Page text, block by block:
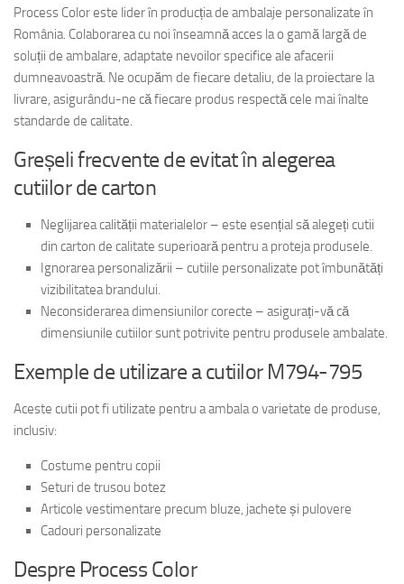
Process Color este lider în producția de ambalaje personalizate în
România. Colaborarea cu noi înseamnă acces la o gamă largă de
soluții de ambalare, adaptate nevoilor specifice ale afacerii
dumneavoastră. Ne ocupăm de fiecare detaliu, de la proiectare la
livrare, asigurându-ne că fiecare produs respectă cele mai înalte
standarde de calitate.
Greșeli frecvente de evitat în alegerea
cutiilor de carton
Neglijarea calității materialelor – este esențial să alegeți cutii
din carton de calitate superioară pentru a proteja produsele.
Ignorarea personalizării – cutiile personalizate pot îmbunătăți
vizibilitatea brandului.
Neconsiderarea dimensiunilor corecte – asigurați-vă că
dimensiunile cutiilor sunt potrivite pentru produsele ambalate.
Exemple de utilizare a cutiilor M794-795
Aceste cutii pot fi utilizate pentru a ambala o varietate de produse,
inclusiv:
Costume pentru copii
Seturi de trusou botez
Articole vestimentare precum bluze, jachete și pulovere
Cadouri personalizate
Despre Process Color